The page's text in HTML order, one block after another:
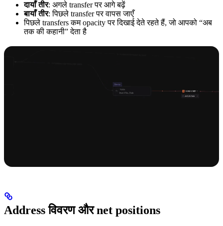
दायाँ तीर: अगले transfer पर आगे बढ़ें
बायाँ तीर: पिछले transfer पर वापस जाएँ
पिछले transfers कम opacity पर दिखाई देते रहते हैं, जो आपको “अब
तक की कहानी” देता है
Address विवरण और net positions